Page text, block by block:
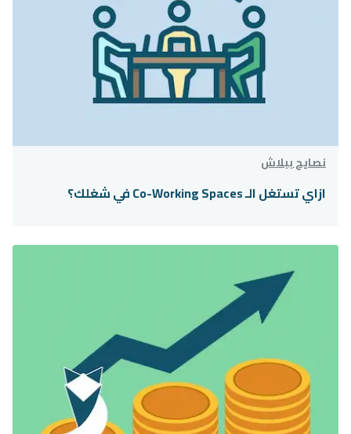
نصايح ببلاش
ازاي تستغل الـ Co-Working Spaces في شغلك؟